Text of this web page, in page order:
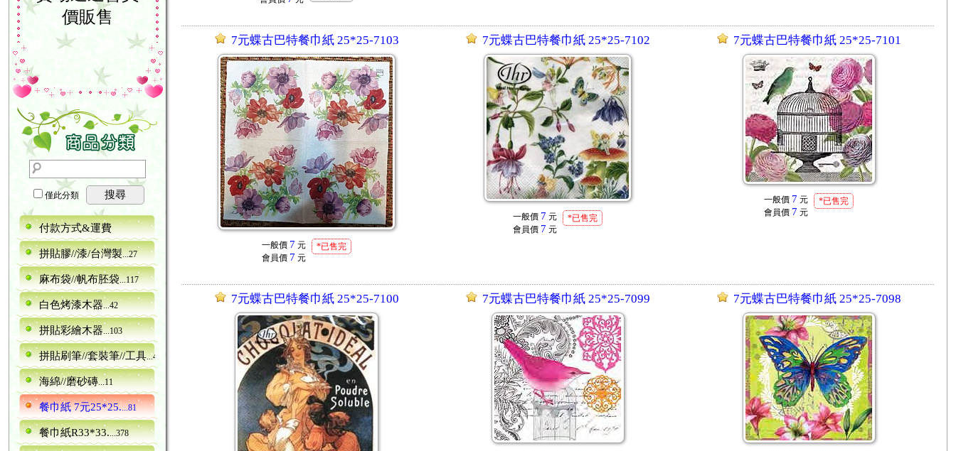
價販售
僅此分類 搜尋
付款方式&運費
拼貼膠//漆/台灣製...27
麻布袋//帆布胚袋...117
白色烤漆木器...42
拼貼彩繪木器...103
拼貼刷筆//套裝筆//工具...40
海綿//磨砂磚...11
餐巾紙 7元25*25....81
餐巾紙R33*33....378
7元蝶古巴特餐巾紙 25*25-7103
一般價 7 元
會員價 7 元
*已售完
7元蝶古巴特餐巾紙 25*25-7102
一般價 7 元
會員價 7 元
*已售完
7元蝶古巴特餐巾紙 25*25-7101
一般價 7 元
會員價 7 元
*已售完
7元蝶古巴特餐巾紙 25*25-7100 7元蝶古巴特餐巾紙 25*25-7099 7元蝶古巴特餐巾紙 25*25-7098